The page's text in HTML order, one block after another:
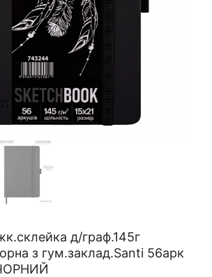
д/граф.145г
з гум.заклад.Santi 56арк